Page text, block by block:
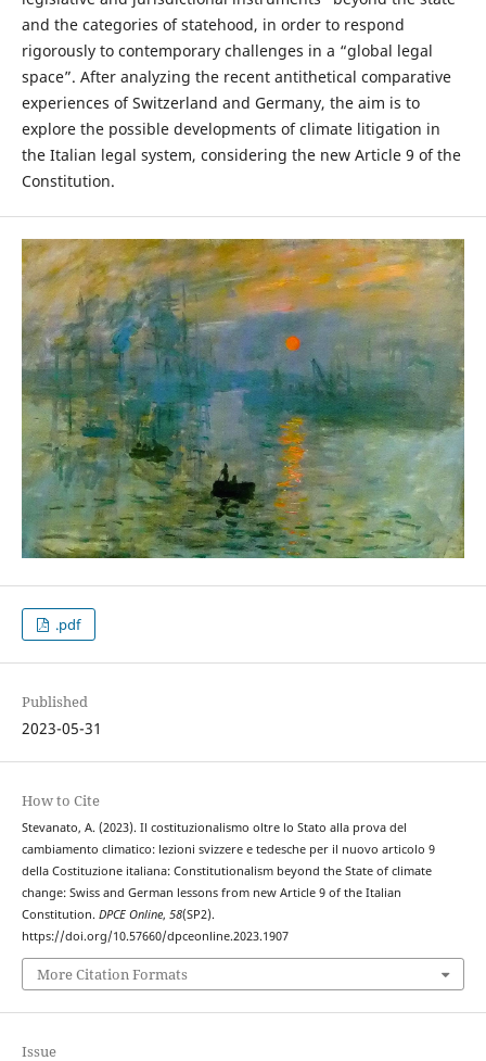
and the categories of statehood, in order to respond
rigorously to contemporary challenges in a “global legal
space”. After analyzing the recent antithetical comparative
experiences of Switzerland and Germany, the aim is to
explore the possible developments of climate litigation in
the Italian legal system, considering the new Article 9 of the
Constitution.
.pdf
Published
2023-05-31
How to Cite
Stevanato, A. (2023). Il costituzionalismo oltre lo Stato alla prova del
cambiamento climatico: lezioni svizzere e tedesche per il nuovo articolo 9
della Costituzione italiana: Constitutionalism beyond the State of climate
change: Swiss and German lessons from new Article 9 of the Italian
Constitution. DPCE Online, 58(SP2).
https://doi.org/10.57660/dpceonline.2023.1907
More Citation Formats
Issue